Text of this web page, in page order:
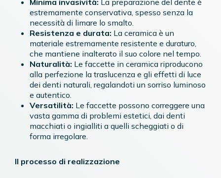
Minima invasività: La preparazione del dente è
estremamente conservativa, spesso senza la
necessità di limare lo smalto.
Resistenza e durata: La ceramica è un
materiale estremamente resistente e duraturo,
che mantiene inalterato il suo colore nel tempo.
Naturalità: Le faccette in ceramica riproducono
alla perfezione la traslucenza e gli effetti di luce
dei denti naturali, regalandoti un sorriso luminoso
e autentico.
Versatilità: Le faccette possono correggere una
vasta gamma di problemi estetici, dai denti
macchiati o ingialliti a quelli scheggiati o di
forma irregolare.
Il processo di realizzazione